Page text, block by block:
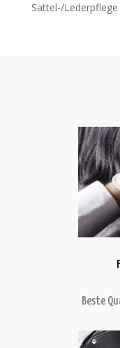
Sattel-/Lederpflege
Beste